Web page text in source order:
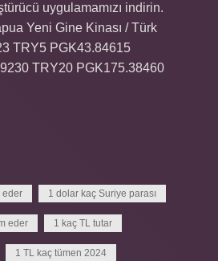
uygulamamızı indirin.
Yeni Gine Kinası / Türk
TRY5 PGK43.84615
TRY20 PGK175.38460
eder 1 dolar kaç Suriye parası
eder 1 kaç TL tutar
1 TL kaç tümen 2024